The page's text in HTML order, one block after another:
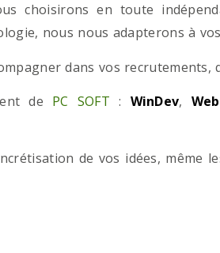
choisirons en toute
nous nous adapterons à
dans vos
de PC SOFT : WinDev,
de vos idées, même